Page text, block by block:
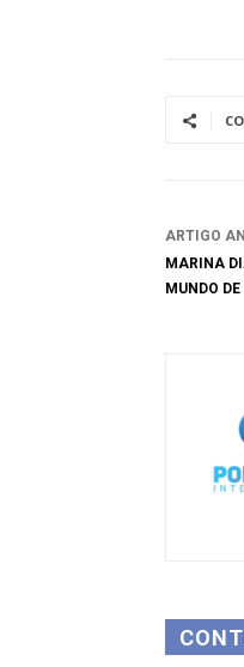
ARTIGO
MARINA
MUNDO